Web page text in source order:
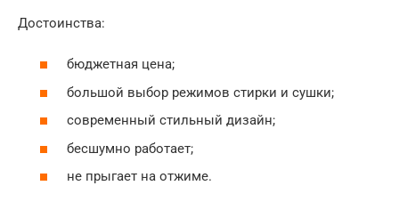
Достоинства:
бюджетная цена;
большой выбор режимов стирки и сушки;
современный стильный дизайн;
бесшумно работает;
не прыгает на отжиме.